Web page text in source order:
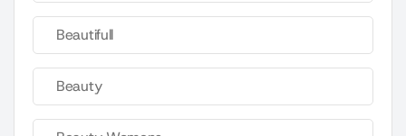
Beautifull
Beauty